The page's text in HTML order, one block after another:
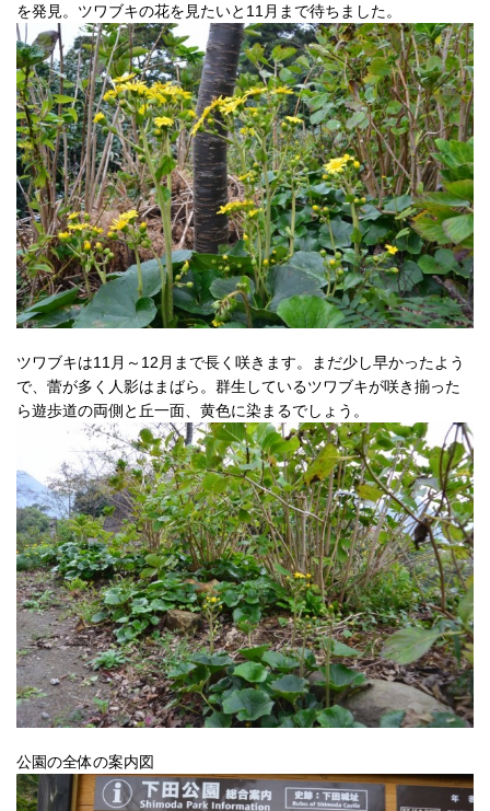
を発見。ツワブキの花を見たいと11月まで待ちました。
ツワブキは11月～12月まで長く咲きます。まだ少し早かったよう
で、蕾が多く人影はまばら。群生しているツワブキが咲き揃った
ら遊歩道の両側と丘一面、黄色に染まるでしょう。
公園の全体の案内図